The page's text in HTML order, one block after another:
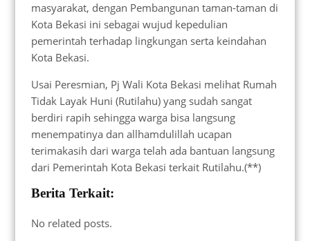
masyarakat, dengan Pembangunan taman-taman di
Kota Bekasi ini sebagai wujud kepedulian
pemerintah terhadap lingkungan serta keindahan
Kota Bekasi.
Usai Peresmian, Pj Wali Kota Bekasi melihat Rumah
Tidak Layak Huni (Rutilahu) yang sudah sangat
berdiri rapih sehingga warga bisa langsung
menempatinya dan allhamdulillah ucapan
terimakasih dari warga telah ada bantuan langsung
dari Pemerintah Kota Bekasi terkait Rutilahu.(**)
Berita Terkait:
No related posts.